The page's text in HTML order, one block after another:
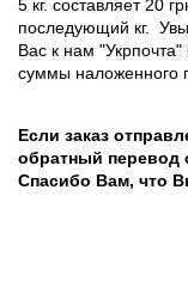
5 кг. составляет 20
последующий кг.
Вас к нам
суммы наложенного
Если заказ
обратный перевод
Спасибо Вам, что